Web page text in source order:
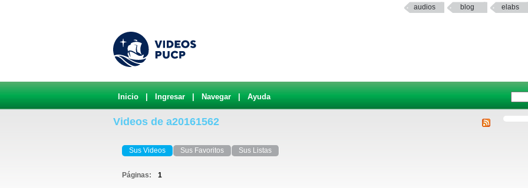
audios blog elabs
Inicio Ingresar Navegar Ayuda
Videos de a20161562
Sus Videos Sus Favoritos Sus Listas
Páginas: 1